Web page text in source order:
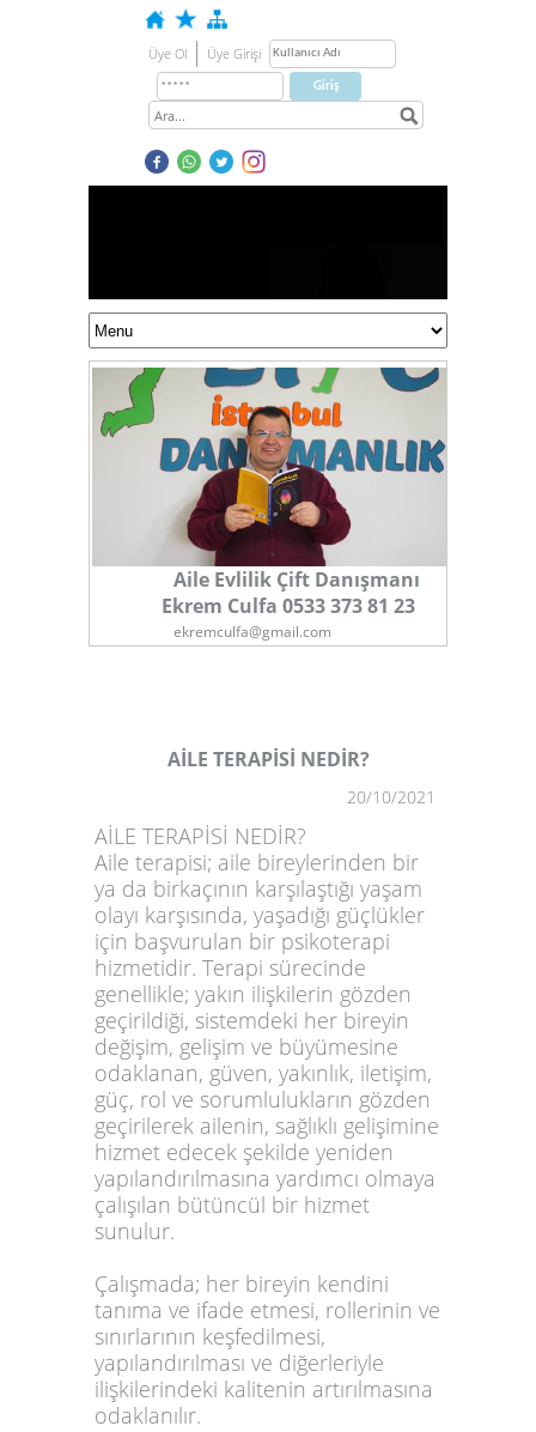
Üye Ol Üye Girişi
Aile Evlilik Çift Danışmanı
Ekrem Culfa 0533 373 81 23
ekremculfa@gmail.com
AİLE TERAPİSİ NEDİR?
20/10/2021
AİLE TERAPİSİ NEDİR?
Aile terapisi; aile bireylerinden bir
ya da birkaçının karşılaştığı yaşam
olayı karşısında, yaşadığı güçlükler
için başvurulan bir psikoterapi
hizmetidir. Terapi sürecinde
genellikle; yakın ilişkilerin gözden
geçirildiği, sistemdeki her bireyin
değişim, gelişim ve büyümesine
odaklanan, güven, yakınlık, iletişim,
güç, rol ve sorumlulukların gözden
geçirilerek ailenin, sağlıklı gelişimine
hizmet edecek şekilde yeniden
yapılandırılmasına yardımcı olmaya
çalışılan bütüncül bir hizmet
sunulur.
Çalışmada; her bireyin kendini
tanıma ve ifade etmesi, rollerinin ve
sınırlarının keşfedilmesi,
yapılandırılması ve diğerleriyle
ilişkilerindeki kalitenin artırılmasına
odaklanılır.